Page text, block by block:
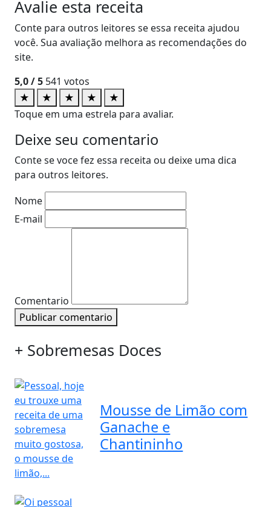
Avalie esta receita
Conte para outros leitores se essa receita ajudou
você. Sua avaliação melhora as recomendações do
site.
5,0/ 5 541 votos
★
★ ★ ★
★
Toque em uma estrela para avaliar.
Deixe seu comentario
Conte se voce fez essa receita ou deixe uma dica
para outros leitores.
Nome
E-mail
Comentario
Publicar comentario
+ Sobremesas Doces
Mousse de Limão com
Ganache e
Chantininho